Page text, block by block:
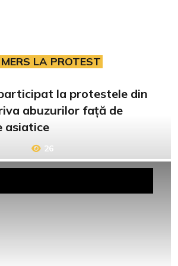
LA PROTEST
la protestele din
abuzurilor față de
asiatice
26